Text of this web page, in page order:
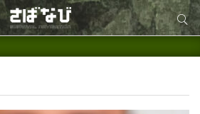
サイト内検索
サイト内検索